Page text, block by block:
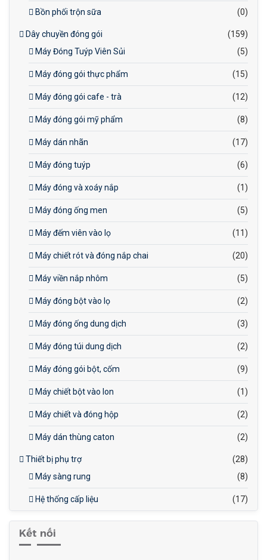
Bồn phối trộn sữa (0)
Dây chuyền đóng gói
(159)
Máy Đóng Tuýp Viên Sủi
(5)
Máy đóng gói thực phẩm (15)
Máy đóng gói cafe - trà (12)
Máy đóng gói mỹ phẩm (8)
Máy dán nhãn (17)
Máy đóng tuýp (6)
Máy đóng và xoáy nắp (1)
Máy đóng ống men (5)
Máy đếm viên vào lọ (11)
Máy chiết rót và đóng nắp chai (20)
Máy viền nắp nhôm (5)
Máy đóng bột vào lọ (2)
Máy đóng ống dung dịch (3)
Máy đóng túi dung dịch (2)
Máy đóng gói bột, cốm (9)
Máy chiết bột vào lon (1)
Máy chiết và đóng hộp (2)
Máy dán thùng caton (2)
Thiết bị phụ trợ
(28)
Máy sàng rung
(8)
Hệ thống cấp liệu (17)
Kết nối